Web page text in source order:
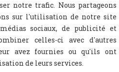
notre trafic. Nous partageons
sur l'utilisation de notre site
sociaux, de publicité et
celles-ci avec d'autres
avez fournies ou qu'ils ont
de leurs services.